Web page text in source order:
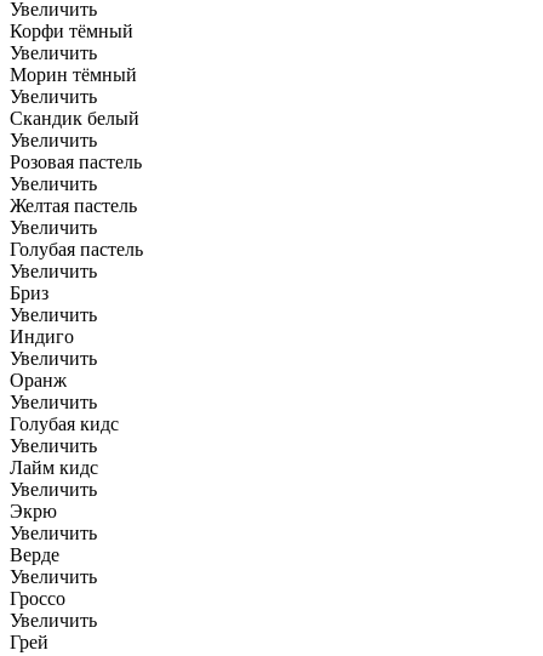
Увеличить
Корфи тёмный
Увеличить
Морин тёмный
Увеличить
Скандик белый
Увеличить
Розовая пастель
Увеличить
Желтая пастель
Увеличить
Голубая пастель
Увеличить
Бриз
Увеличить
Индиго
Увеличить
Оранж
Увеличить
Голубая кидс
Увеличить
Лайм кидс
Увеличить
Экрю
Увеличить
Верде
Увеличить
Гроссо
Увеличить
Грей